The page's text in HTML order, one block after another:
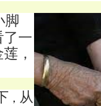
脚
了一
，
， 从